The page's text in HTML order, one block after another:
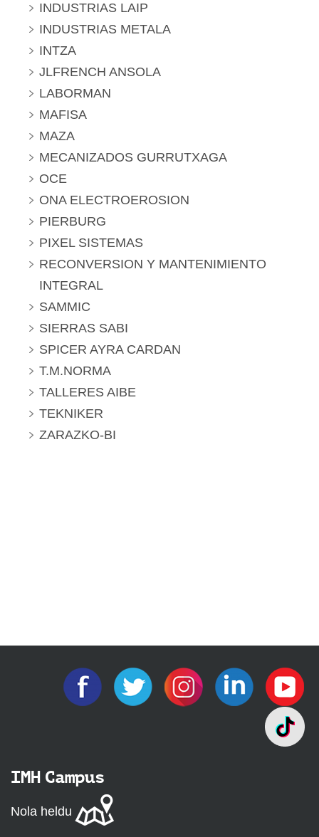
INDUSTRIAS LAIP
INDUSTRIAS METALA
INTZA
JLFRENCH ANSOLA
LABORMAN
MAFISA
MAZA
MECANIZADOS GURRUTXAGA
OCE
ONA ELECTROEROSION
PIERBURG
PIXEL SISTEMAS
RECONVERSION Y MANTENIMIENTO
INTEGRAL
SAMMIC
SIERRAS SABI
SPICER AYRA CARDAN
T.M.NORMA
TALLERES AIBE
TEKNIKER
ZARAZKO-BI
IMH Campus
Nola heldu